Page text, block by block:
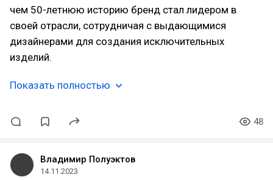
чем 50-летнюю историю бренд стал лидером в
своей отрасли, сотрудничая с выдающимися
дизайнерами для создания исключительных
изделий.
Показать полностью
48
Владимир Полуэктов
14.11.2023